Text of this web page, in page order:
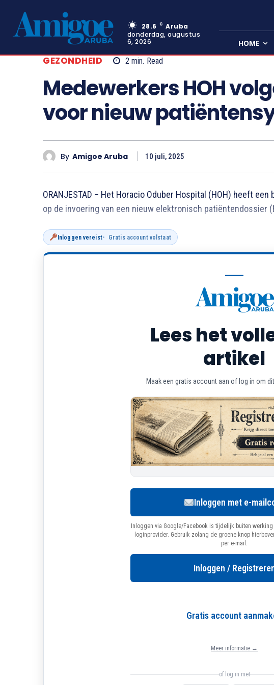
28.6 C Aruba
donderdag, augustus
6, 2026
HOME
GEZONDHEID 2 min. Read
Medewerkers HOH
voor nieuw
By Amigoe Aruba 10 juli, 2025
ORANJESTAD – Het Horacio Oduber Hospital (HOH) heeft
op de invoering van een nieuw elektronisch patiëntendossier
Inloggen vereist Gratis account volstaat
Lees het
artikel
Maak een gratis account aan of log in om
Inloggen met e-
Inloggen via Google/Facebook is tijdelijk buiten
loginprovider. Gebruik zolang de groene knop
per e-mail.
Inloggen /
Gratis account
Meer informatie →
of log in met